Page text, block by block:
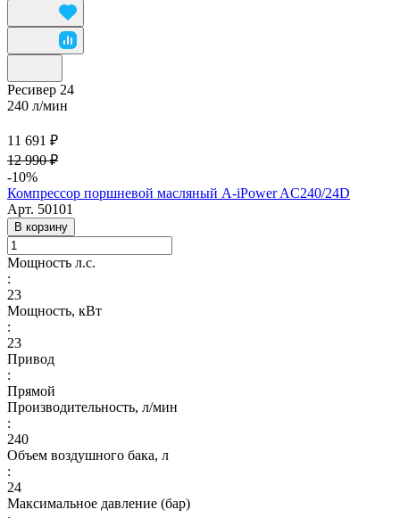
Ресивер 24
240 л/мин
11 691 ₽
12 990 ₽
-10%
Компрессор поршневой масляный A-iPower AC240/24D
Арт. 50101
В корзину
Мощность л.с.
:
23
Мощность, кВт
:
23
Привод
:
Прямой
Производительность, л/мин
:
240
Объем воздушного бака, л
:
24
Максимальное давление (бар)